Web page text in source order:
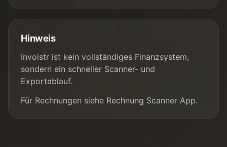
Hinweis
Invoistr ist kein vollständiges Finanzsystem,
sondern ein schneller Scanner- und
Exportablauf.
Für Rechnungen siehe Rechnung Scanner App.